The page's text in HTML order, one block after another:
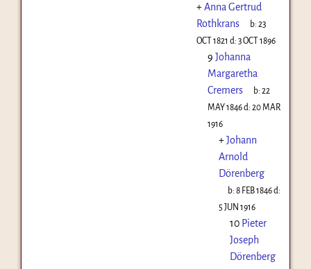
+Anna Gertrud
Rothkrans
b:23
OCT 1821 d: 3 OCT 1896
9 Johanna
Margaretha
Cremers
b:22
MAY 1846d: 20 MAR
1916
+Johann
Arnold
Dörenberg
b:8 FEB 1846d:
5 JUN 1916
10 Pieter
Joseph
Dörenberg